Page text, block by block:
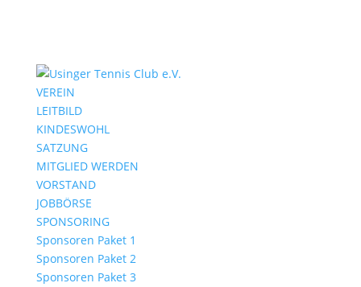
VEREIN
LEITBILD
KINDESWOHL
SATZUNG
MITGLIED WERDEN
VORSTAND
JOBBÖRSE
SPONSORING
Sponsoren Paket 1
Sponsoren Paket 2
Sponsoren Paket 3